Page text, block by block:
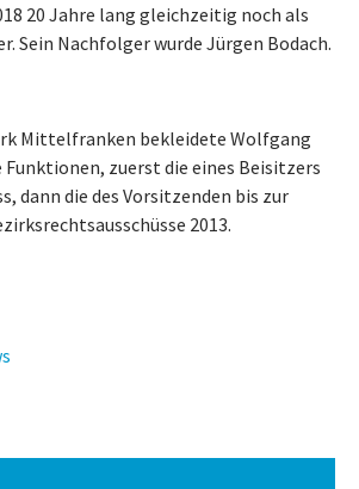
20 Jahre lang gleichzeitig noch als
Sein Nachfolger wurde Jürgen Bodach.
Mittelfranken bekleidete Wolfgang
Funktionen, zuerst die eines Beisitzers
dann die des Vorsitzenden bis zur
2013.